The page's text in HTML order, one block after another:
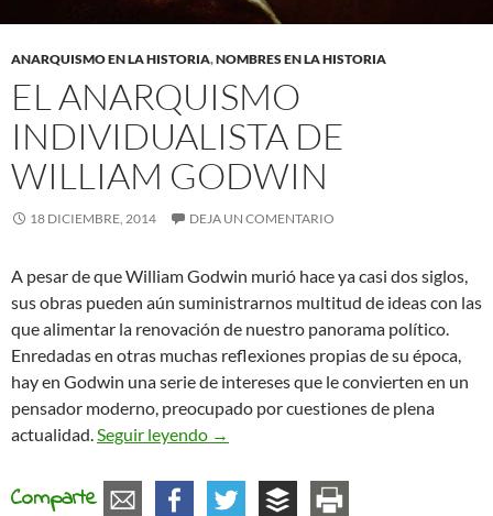
ANARQUISMO EN LA HISTORIA,NOMBRES EN LA HISTORIA
EL ANARQUISMO
INDIVIDUALISTA DE
WILLIAM GODWIN
18 DICIEMBRE, 2014 DEJA UN COMENTARIO
A pesar de que William Godwin murió hace ya casi dos siglos,
sus obras pueden aún suministrarnos multitud de ideas con las
que alimentar la renovación de nuestro panorama político.
Enredadas en otras muchas reflexiones propias de su época,
hay en Godwin una serie de intereses que le convierten en un
pensador moderno, preocupado por cuestiones de plena
actualidad. Seguir leyendo El anarquismo individualista de
→
Comparte